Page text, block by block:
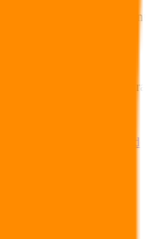
ouvre accès au
vers un PEA
destiné au financement